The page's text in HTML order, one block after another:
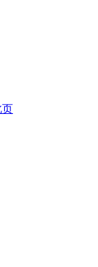
页